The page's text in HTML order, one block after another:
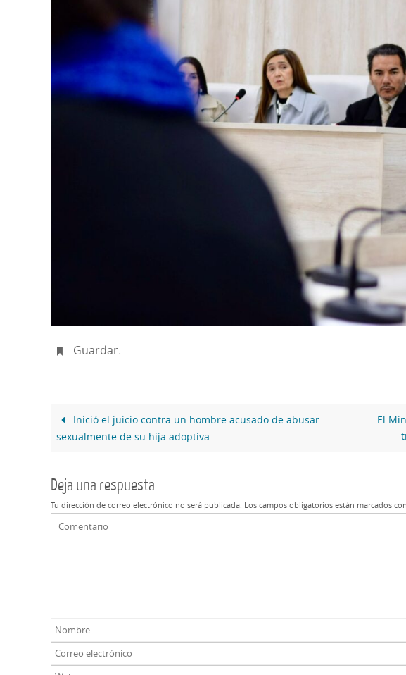
Guardar.
Inició el juicio contra un hombre acusado de abusar
sexualmente de su hija adoptiva
El
Deja una respuesta
Tu dirección de correo electrónico no será publicada. Los campos obligatorios están marcados con